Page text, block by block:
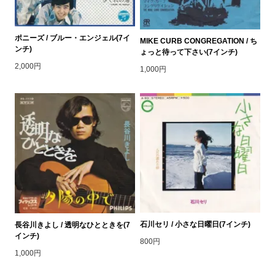
ポニーズ / ブルー・エンジェル(7イ
ンチ)
2,000円
MIKE CURB CONGREGATION / ち
ょっと待って下さい(7インチ)
1,000円
長谷川きよし / 透明なひとときを(7
インチ)
1,000円
石川セリ / 小さな日曜日(7インチ)
800円